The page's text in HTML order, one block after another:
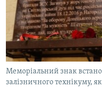
МУЛЬТИМЕДІА
ФОТО
СПЕЦПРОЄКТИ
ПОДКАСТИ
КРИМ РЕАЛІЇ
Меморіальний знак
залізничного технікуму,